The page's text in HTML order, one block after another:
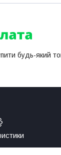
будь-який